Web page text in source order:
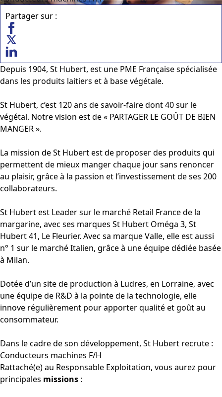
Partager sur :
Depuis 1904, St Hubert, est une PME Française spécialisée
dans les produits laitiers et à base végétale.
St Hubert, c’est 120 ans de savoir-faire dont 40 sur le
végétal. Notre vision est de « PARTAGER LE GOÛT DE BIEN
MANGER ».
La mission de St Hubert est de proposer des produits qui
permettent de mieux manger chaque jour sans renoncer
au plaisir, grâce à la passion et l’investissement de ses 200
collaborateurs.
St Hubert est Leader sur le marché Retail France de la
margarine, avec ses marques St Hubert Oméga 3, St
Hubert 41, Le Fleurier. Avec sa marque Valle, elle est aussi
n° 1 sur le marché Italien, grâce à une équipe dédiée basée
à Milan.
Dotée d’un site de production à Ludres, en Lorraine, avec
une équipe de R&D à la pointe de la technologie, elle
innove régulièrement pour apporter qualité et goût au
consommateur.
Dans le cadre de son développement, St Hubert recrute :
Conducteurs machines F/H
Rattaché(e) au Responsable Exploitation, vous aurez pour
principales missions :